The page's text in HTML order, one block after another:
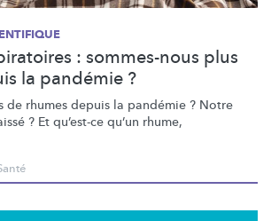
: sommes-nous plus
la pandémie ?
de rhumes depuis la pandémie ? Notre
? Et qu’est-ce qu’un rhume,